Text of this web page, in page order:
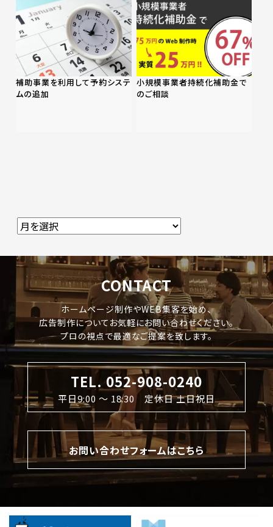
補助事業を利用して予約システ
ムの追加
小規模事業者持続化補助金で
のご相談
CONTACT
ホームページ制作やWEB集客を始め、
広告制作についてお気軽にお問い合わせください。
プロの視点で最適なご提案を致します。
TEL. 052-908-0240
平日9:00 〜 18:30 定休日 土日祝日
お問い合わせフォームはこちら